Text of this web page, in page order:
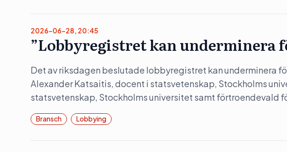
2026-06-28, 20:45
”Lobbyregistret kan underminera
Det av riksdagen beslutade lobbyregistret kan underminera
Alexander Katsaitis, docent i statsvetenskap, Stockholms
statsvetenskap, Stockholms universitet samt förtroendevald
Bransch Lobbying